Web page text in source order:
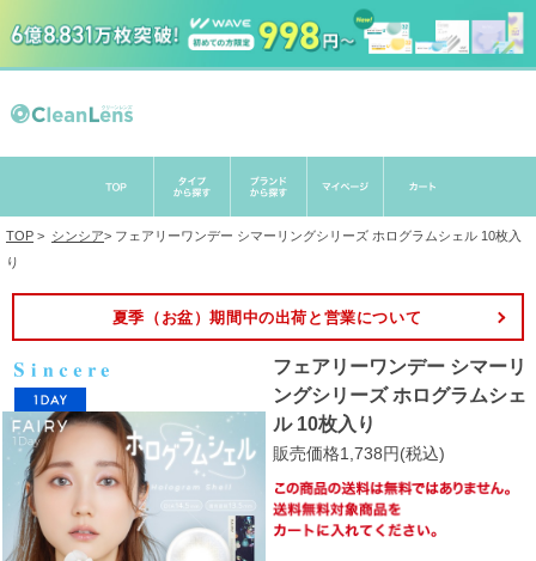
TOP > シンシア> フェアリーワンデー シマーリングシリーズ ホログラムシェル 10枚入
り
夏季（お盆）期間中の出荷と営業について
フェアリーワンデー シマーリ
ングシリーズ ホログラムシェ
ル 10枚入り
販売価格1,738円(税込)